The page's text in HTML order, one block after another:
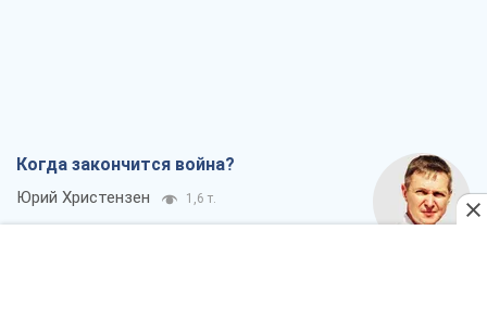
Когда закончится война?
Юрий Христензен 1,6 т.